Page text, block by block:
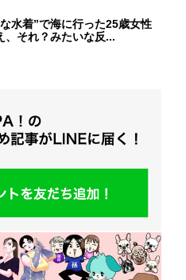
水着”で海に行った25歳女性
、それ？みたいな反...